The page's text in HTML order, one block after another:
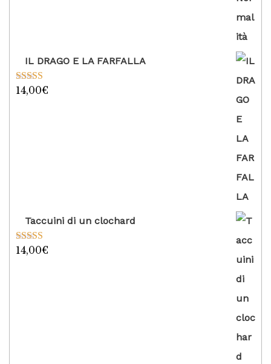
IL DRAGO E LA FARFALLA
Valutato
14,00€
Taccuini di un clochard
Valutato
14,00€